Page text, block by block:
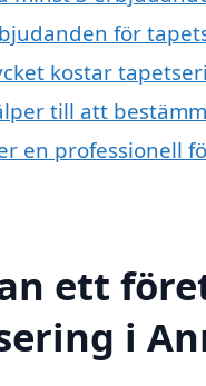
för
kostar
till att
en professionell
ett
i